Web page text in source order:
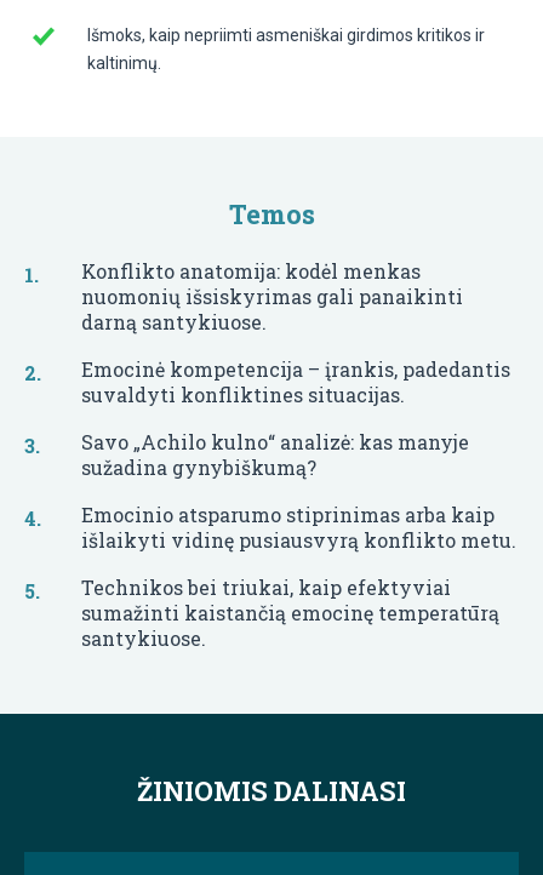
Išmoks, kaip nepriimti asmeniškai girdimos kritikos ir
kaltinimų.
Temos
Konflikto anatomija: kodėl menkas
nuomonių išsiskyrimas gali panaikinti
darną santykiuose.
Emocinė kompetencija – įrankis, padedantis
suvaldyti konfliktines situacijas.
Savo „Achilo kulno“ analizė: kas manyje
sužadina gynybiškumą?
Emocinio atsparumo stiprinimas arba kaip
išlaikyti vidinę pusiausvyrą konflikto metu.
Technikos bei triukai, kaip efektyviai
sumažinti kaistančią emocinę temperatūrą
santykiuose.
ŽINIOMIS DALINASI